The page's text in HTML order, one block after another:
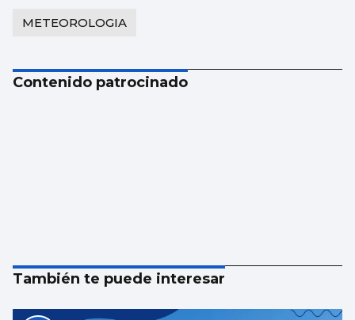
METEOROLOGIA
Contenido patrocinado
También te puede interesar